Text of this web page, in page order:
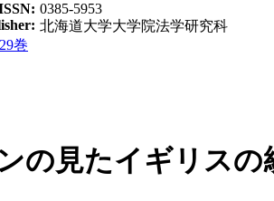
0385-5953
北海道大学大学院法学研究科
巻
の見たイギリスの